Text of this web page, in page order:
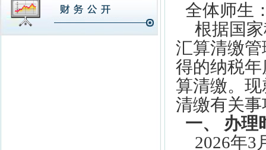
全体师生
根据国
汇算清缴
得的纳税
算清缴。
清缴有关
一、
办理
2026年3